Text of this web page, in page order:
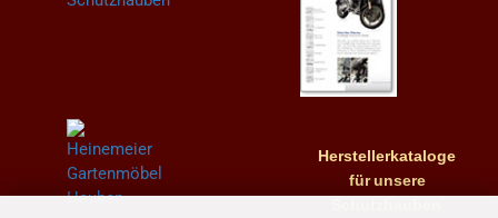
Herstellerkataloge
fürunsere